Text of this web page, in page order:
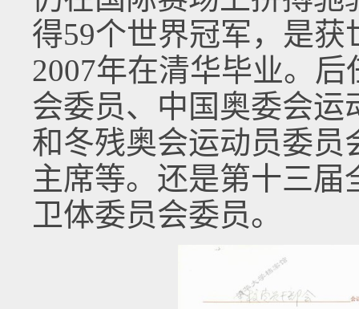
得59个世界冠军，是
2007年在清华毕业。
会委员、中国奥委会
和冬残奥会运动员委员
主席等。还是第十三
卫体委员会委员。